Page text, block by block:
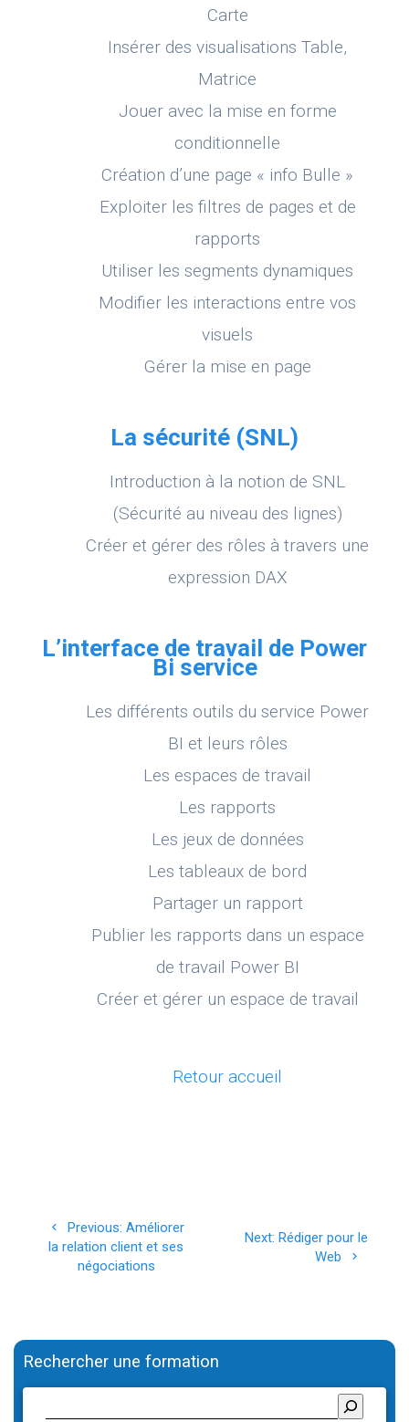
Carte
Insérer des visualisations Table,
Matrice
Jouer avec la mise en forme
conditionnelle
Création d’une page « info Bulle »
Exploiter les filtres de pages et de
rapports
Utiliser les segments dynamiques
Modifier les interactions entre vos
visuels
Gérer la mise en page
La sécurité (SNL)
Introduction à la notion de SNL
(Sécurité au niveau des lignes)
Créer et gérer des rôles à travers une
expression DAX
L’interface de travail de Power
Bi service
Les différents outils du service Power
BI et leurs rôles
Les espaces de travail
Les rapports
Les jeux de données
Les tableaux de bord
Partager un rapport
Publier les rapports dans un espace
de travail Power BI
Créer et gérer un espace de travail
Retour accueil
Previous: Previous
post:
Améliorer
la relation client et ses
négociations
Next: Next
Rédiger pour le
Web
Rechercher une formation